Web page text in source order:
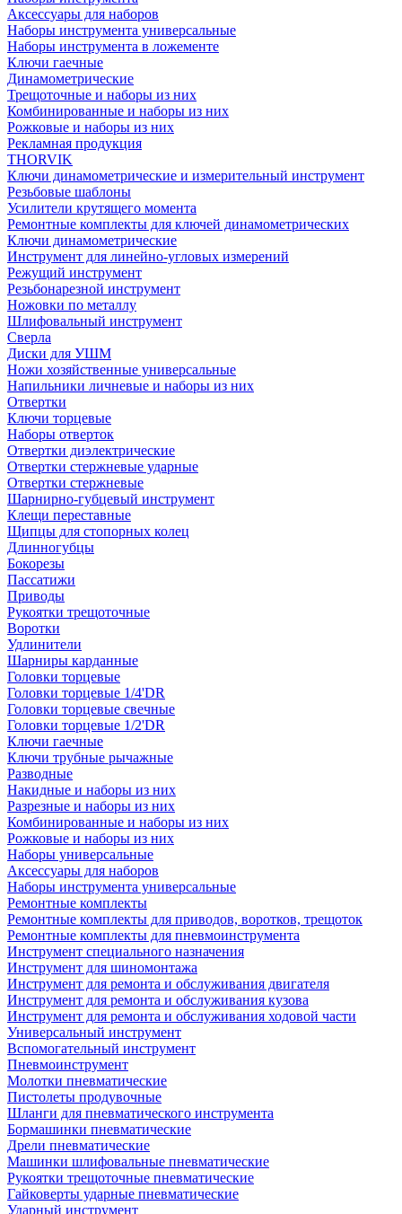
Аксессуары для наборов
Наборы инструмента универсальные
Наборы инструмента в ложементе
Ключи гаечные
Динамометрические
Трещоточные и наборы из них
Комбинированные и наборы из них
Рожковые и наборы из них
Рекламная продукция
THORVIK
Ключи динамометрические и измерительный инструмент
Резьбовые шаблоны
Усилители крутящего момента
Ремонтные комплекты для ключей динамометрических
Ключи динамометрические
Инструмент для линейно-угловых измерений
Режущий инструмент
Резьбонарезной инструмент
Ножовки по металлу
Шлифовальный инструмент
Сверла
Диски для УШМ
Ножи хозяйственные универсальные
Напильники личневые и наборы из них
Отвертки
Ключи торцевые
Наборы отверток
Отвертки диэлектрические
Отвертки стержневые ударные
Отвертки стержневые
Шарнирно-губцевый инструмент
Клещи переставные
Щипцы для стопорных колец
Длинногубцы
Бокорезы
Пассатижи
Приводы
Рукоятки трещоточные
Воротки
Удлинители
Шарниры карданные
Головки торцевые
Головки торцевые 1/4'DR
Головки торцевые свечные
Головки торцевые 1/2'DR
Ключи гаечные
Ключи трубные рычажные
Разводные
Накидные и наборы из них
Разрезные и наборы из них
Комбинированные и наборы из них
Рожковые и наборы из них
Наборы универсальные
Аксессуары для наборов
Наборы инструмента универсальные
Ремонтные комплекты
Ремонтные комплекты для приводов, воротков, трещоток
Ремонтные комплекты для пневмоинструмента
Инструмент специального назначения
Инструмент для шиномонтажа
Инструмент для ремонта и обслуживания двигателя
Инструмент для ремонта и обслуживания кузова
Инструмент для ремонта и обслуживания ходовой части
Универсальный инструмент
Вспомогательный инструмент
Пневмоинструмент
Молотки пневматические
Пистолеты продувочные
Шланги для пневматического инструмента
Бормашинки пневматические
Дрели пневматические
Машинки шлифовальные пневматические
Рукоятки трещоточные пневматические
Гайковерты ударные пневматические
Ударный инструмент